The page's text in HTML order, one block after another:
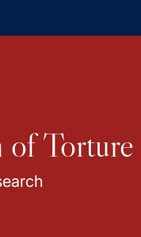
of Torture